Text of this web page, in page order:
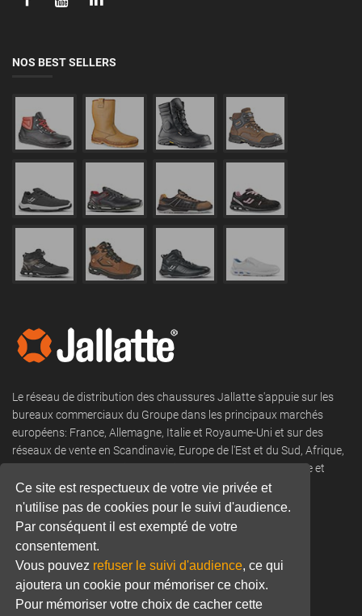
Ce site est respectueux de votre vie privée et
n'utilise pas de cookies pour le suivi d'audience.
Par conséquent il est exempté de votre
consentement.
Vous pouvez refuser le suivi d'audience, ce qui
ajoutera un cookie pour mémoriser ce choix.
Pour mémoriser votre choix de cacher cette
NOS BEST SELLERS
Le réseau de distribution des chaussures Jallatte s'appuie sur les
bureaux commerciaux du Groupe dans les principaux marchés
européens: France, Allemagne, Italie et Royaume-Uni et sur des
réseaux de vente en Scandinavie, Europe de l'Est et du Sud, Afrique,
DROM COM, Moyen-Orient, Amérique du Nord et du Sud, Asie et
Océanie.
Tel: +33 (0) 466 806 300
Email:commercial@jallatte.fr
Website:www.jallatte.fr